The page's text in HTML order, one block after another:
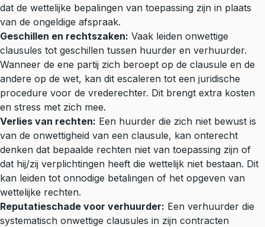
dat de wettelijke bepalingen van toepassing zijn in plaats
van de ongeldige afspraak.
Geschillen en rechtszaken: Vaak leiden onwettige
clausules tot geschillen tussen huurder en verhuurder.
Wanneer de ene partij zich beroept op de clausule en de
andere op de wet, kan dit escaleren tot een juridische
procedure voor de vrederechter. Dit brengt extra kosten
en stress met zich mee.
Verlies van rechten: Een huurder die zich niet bewust is
van de onwettigheid van een clausule, kan onterecht
denken dat bepaalde rechten niet van toepassing zijn of
dat hij/zij verplichtingen heeft die wettelijk niet bestaan. Dit
kan leiden tot onnodige betalingen of het opgeven van
wettelijke rechten.
Reputatieschade voor verhuurder: Een verhuurder die
systematisch onwettige clausules in zijn contracten